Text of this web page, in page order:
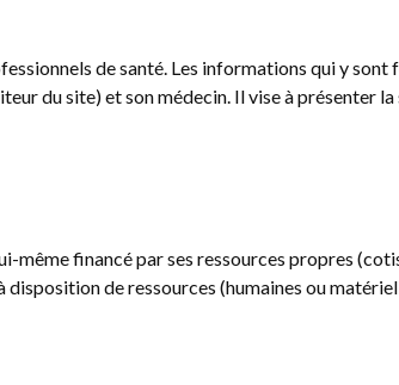
de santé. Les informations qui y sont
du site) et son médecin. Il vise à présenter
même financé par ses ressources propres
de ressources (humaines ou